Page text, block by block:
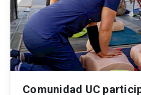
Comunidad UC